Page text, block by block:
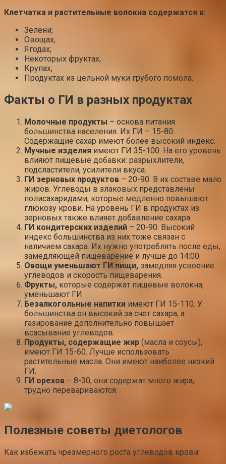
Клетчатка и растительные волокна содержатся в:
Зелени;
Овощах;
Ягодах;
Некоторых фруктах;
Крупах;
Продуктах из цельной муки грубого помола.
Факты о ГИ в разных продуктах
Молочные продукты – основа питания
большинства населения. Их ГИ – 15-80.
Содержащие сахар имеют более высокий индекс.
Мучные изделия имеют ГИ 35-100. На его уровень
влияют пищевые добавки: разрыхлители,
подсластители, усилители вкуса.
ГИ зерновых продуктов – 20-90. В их составе мало
жиров. Углеводы в злаковых представлены
полисахаридами, которые медленно повышают
глюкозу крови. На уровень ГИ в продуктах из
зерновых также влияет добавление сахара.
ГИ кондитерских изделий – 20-90. Высокий
индекс большинства из них тоже связан с
наличием сахара. Их нужно употреблять после еды,
замедляющей пищеварение и лучше до 14:00.
Овощи уменьшают ГИ пищи, замедляя усвоение
углеводов и скорость пищеварения.
Фрукты, которые содержат пищевые волокна,
уменьшают ГИ.
Безалкогольные напитки имеют ГИ 15-110. У
большинства он высокий за счет сахара, а
газирование дополнительно повышает
всасывание углеводов.
Продукты, содержащие жир (масла и соусы),
имеют ГИ 15-60. Лучше использовать
растительные масла. Они имеют наиболее низкий
ГИ.
ГИ орехов – 8-30, они содержат много жира,
трудно перевариваются.
Полезные советы диетологов
Как избежать чрезмерного роста углеводов крови: